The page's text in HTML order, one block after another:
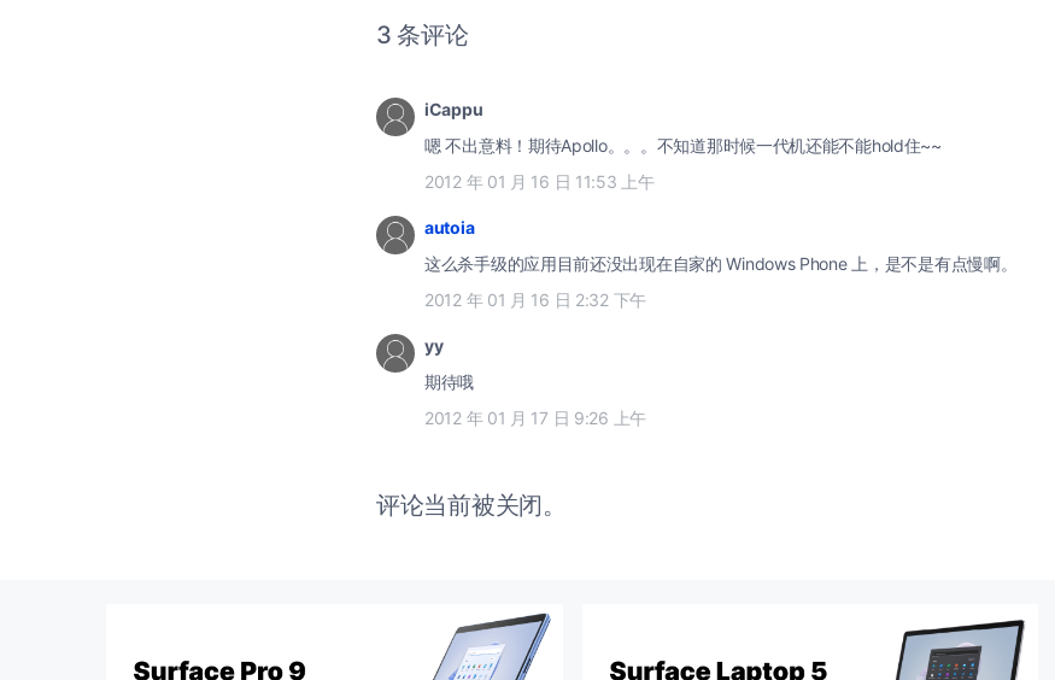
3 条评论
iCappu
嗯 不出意料！期待Apollo。。。不知道那时候一代机还能不能hold住~~
2012 年 01 月 16 日 11:53 上午
autoia
这么杀手级的应用目前还没出现在自家的 Windows Phone 上，是不是有点慢啊。
2012 年 01 月 16 日 2:32 下午
yy
期待哦
2012 年 01 月 17 日 9:26 上午
评论当前被关闭。